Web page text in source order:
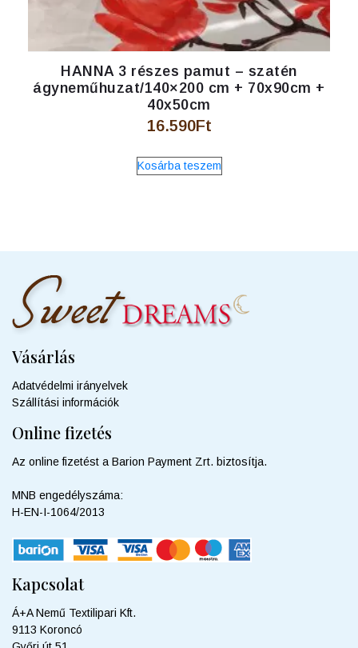
HANNA 3 részes pamut – szatén
ágyneműhuzat/140×200 cm + 70x90cm +
40x50cm
16.590Ft
Kosárba teszem
Vásárlás
Adatvédelmi irányelvek
Szállítási információk
Online fizetés
Az online fizetést a Barion Payment Zrt. biztosítja.
MNB engedélyszáma:
H-EN-I-1064/2013
Kapcsolat
Á+A Nemű Textilipari Kft.
9113 Koroncó